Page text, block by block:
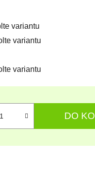
variantu
variantu
variantu
DO